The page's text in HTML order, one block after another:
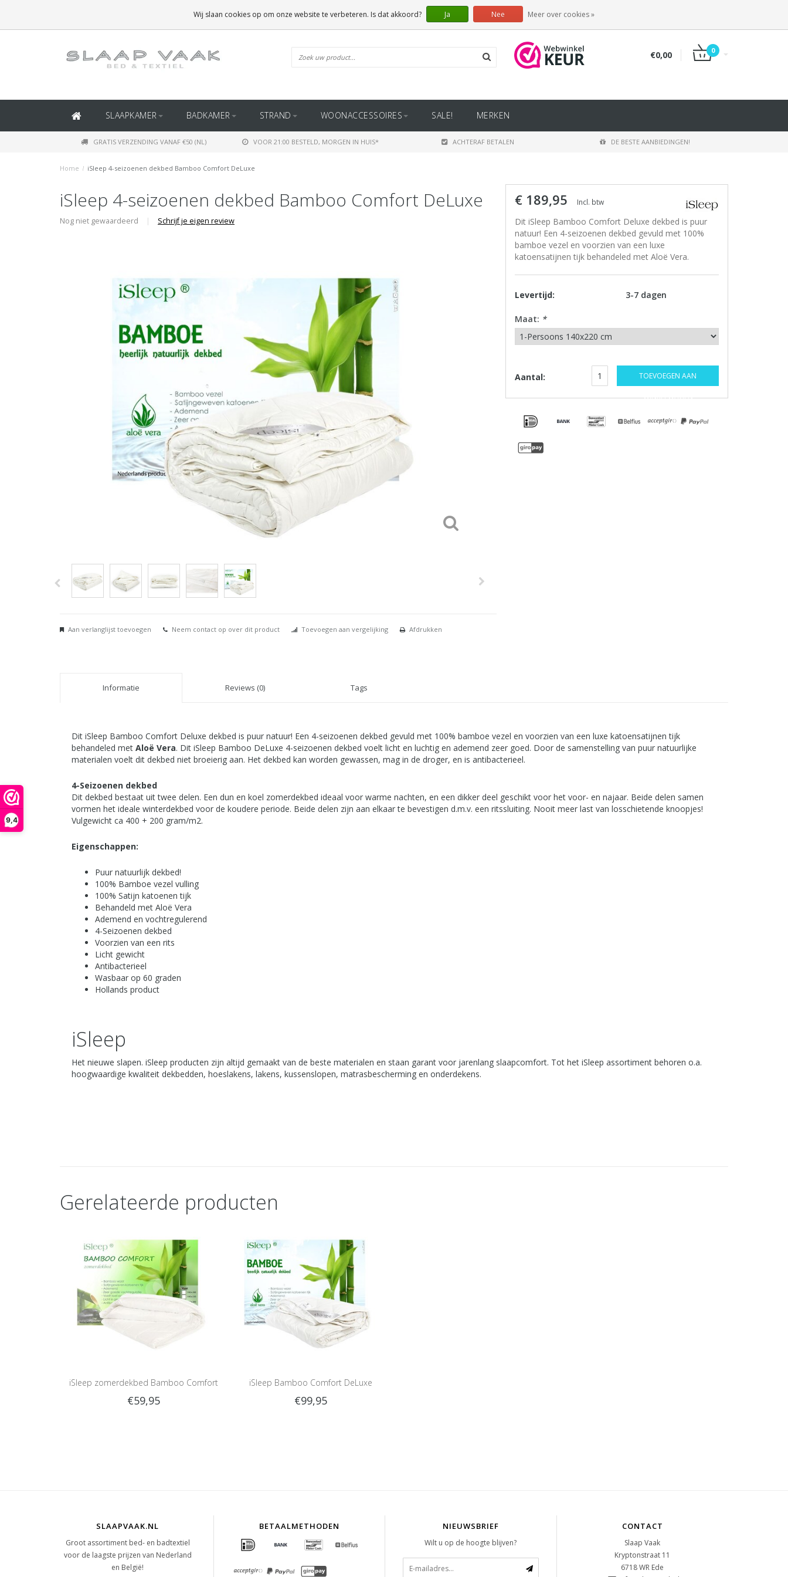
9,4
(BINNEN BELGIË)
€0,00 0
SLAAPKAMER BADKAMER STRAND WOONACCESSOIRES SALE! MERKEN
GRATIS VERZENDING VANAF €50 (NL) VOOR 21:00 BESTELD, MORGEN IN HUIS* ACHTERAF BETALEN DE BESTE AANBIEDINGEN!
Home / iSleep 4-seizoenen dekbed Bamboo Comfort DeLuxe
iSleep 4-seizoenen dekbed Bamboo Comfort DeLuxe
Nog niet gewaardeerd | Schrijf je eigen review
Aan verlanglijst toevoegen Neem contact op over dit product Toevoegen aan vergelijking Afdrukken
€ 189,95 Incl. btw
Dit iSleep Bamboo Comfort Deluxe dekbed is puur
natuur! Een 4-seizoenen dekbed gevuld met 100%
bamboe vezel en voorzien van een luxe
katoensatijnen tijk behandeled met Aloë Vera.
Levertijd: 3-7 dagen
Maat: *
Aantal: TOEVOEGEN AAN
WINKELWAGEN
Informatie Reviews (0) Tags
Dit iSleep Bamboo Comfort Deluxe dekbed is puur natuur! Een 4-seizoenen dekbed gevuld met 100% bamboe vezel en voorzien van een luxe katoensatijnen tijk
behandeled met Aloë Vera. Dit iSleep Bamboo DeLuxe 4-seizoenen dekbed voelt licht en luchtig en ademend zeer goed. Door de samenstelling van puur natuurlijke
materialen voelt dit dekbed niet broeierig aan. Het dekbed kan worden gewassen, mag in de droger, en is antibacterieel.
4-Seizoenen dekbed
Dit dekbed bestaat uit twee delen. Een dun en koel zomerdekbed ideaal voor warme nachten, en een dikker deel geschikt voor het voor- en najaar. Beide delen samen
vormen het ideale winterdekbed voor de koudere periode. Beide delen zijn aan elkaar te bevestigen d.m.v. een ritssluiting. Nooit meer last van losschietende knoopjes!
Vulgewicht ca 400 + 200 gram/m2.
Eigenschappen:
Puur natuurlijk dekbed!
100% Bamboe vezel vulling
100% Satijn katoenen tijk
Behandeld met Aloë Vera
Ademend en vochtregulerend
4-Seizoenen dekbed
Voorzien van een rits
Licht gewicht
Antibacterieel
Wasbaar op 60 graden
Hollands product
iSleep
Het nieuwe slapen. iSleep producten zijn altijd gemaakt van de beste materialen en staan garant voor jarenlang slaapcomfort. Tot het iSleep assortiment behoren o.a.
hoogwaardige kwaliteit dekbedden, hoeslakens, lakens, kussenslopen, matrasbescherming en onderdekens.
Gerelateerde producten
iSleep zomerdekbed Bamboo Comfort
€59,95
iSleep Bamboo Comfort DeLuxe
€99,95
SLAAPVAAK.NL
Groot assortiment bed- en badtextiel
voor de laagste prijzen van Nederland
en België!
BETAALMETHODEN NIEUWSBRIEF
Wilt u op de hoogte blijven?
CONTACT
Slaap Vaak
Kryptonstraat 11
6718 WR Ede
Wij slaan cookies op om onze website te verbeteren. Is dat akkoord? Ja Nee Meer over cookies »